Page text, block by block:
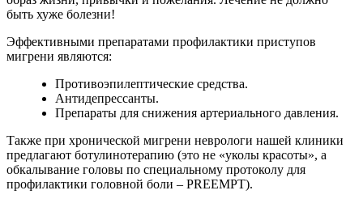
быть хуже болезни!
Эффективными препаратами профилактики приступов
мигрени являются:
Противоэпилептические средства.
Антидепрессанты.
Препараты для снижения артериального давления.
Также при хронической мигрени неврологи нашей клиники
предлагают ботулинотерапию (это не «уколы красоты», а
обкалывание головы по специальному протоколу для
профилактики головной боли – PREEMPT).